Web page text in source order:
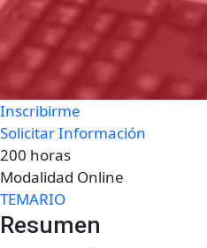
Inscribirme
Solicitar Información
200 horas
Modalidad Online
TEMARIO
Resumen